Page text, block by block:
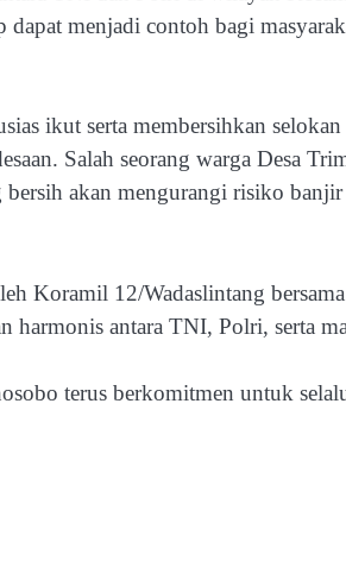
menjadi contoh bagi
ikut serta membersihkan
Salah seorang warga Desa
bersih akan mengurangi risiko
Koramil 12/Wadaslintang
antara TNI, Polri, serta
terus berkomitmen untuk